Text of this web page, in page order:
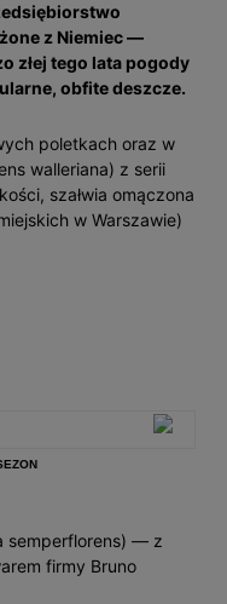
z Niemiec —
złej tego lata pogody
obfite deszcze.
poletkach oraz w
walleriana) z serii
szałwia omączona
w Warszawie)
semperflorens) — z
firmy Bruno